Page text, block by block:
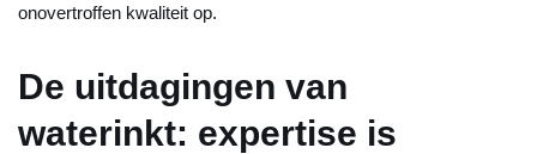
onovertroffen kwaliteit op.
De uitdagingen van
waterinkt: expertise is